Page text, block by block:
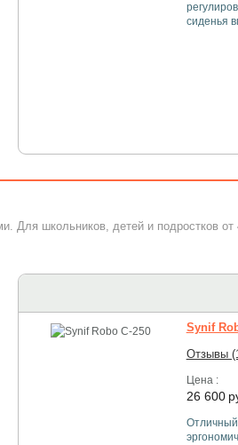
сиденья
Для школьников, детей и подростков
Synif
Отзывы
Цена :
26 600